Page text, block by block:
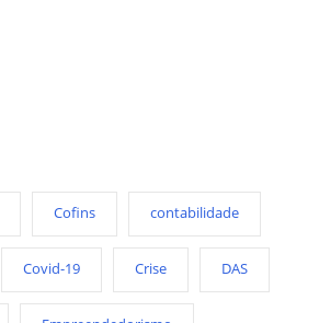
Cofins contabilidade
Covid-19 Crise DAS